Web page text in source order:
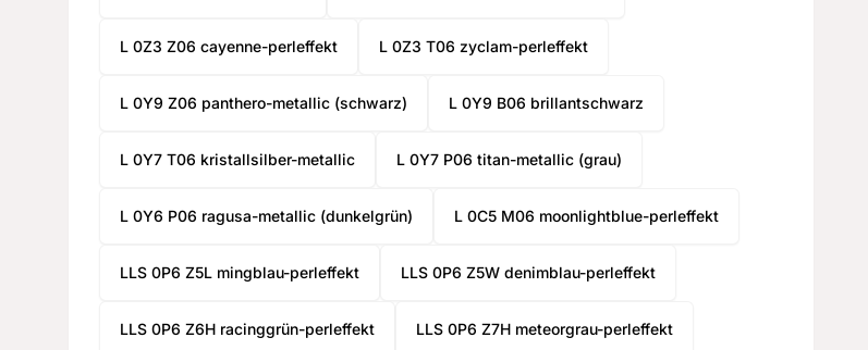
L 0Z3 Z06 cayenne-perleffekt L 0Z3 T06 zyclam-perleffekt
L 0Y9 Z06 panthero-metallic (schwarz) L 0Y9 B06 brillantschwarz
L 0Y7 T06 kristallsilber-metallic L 0Y7 P06 titan-metallic (grau)
L 0Y6 P06 ragusa-metallic (dunkelgrün) L 0C5 M06 moonlightblue-perleffekt
LLS 0P6 Z5L mingblau-perleffekt LLS 0P6 Z5W denimblau-perleffekt
LLS 0P6 Z6H racinggrün-perleffekt LLS 0P6 Z7H meteorgrau-perleffekt
02 00
DO YOU WANT EXCLUSIVE
DEALS AND DISCOUNTS?
exclusive deals and discounts! No worries - it's
No Spam, just added value